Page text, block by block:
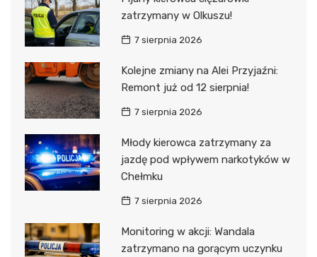
zatrzymany w Olkuszu!
7 sierpnia 2026
Kolejne zmiany na Alei Przyjaźni:
Remont już od 12 sierpnia!
7 sierpnia 2026
Młody kierowca zatrzymany za
jazdę pod wpływem narkotyków w
Chełmku
7 sierpnia 2026
Monitoring w akcji: Wandala
zatrzymano na gorącym uczynku